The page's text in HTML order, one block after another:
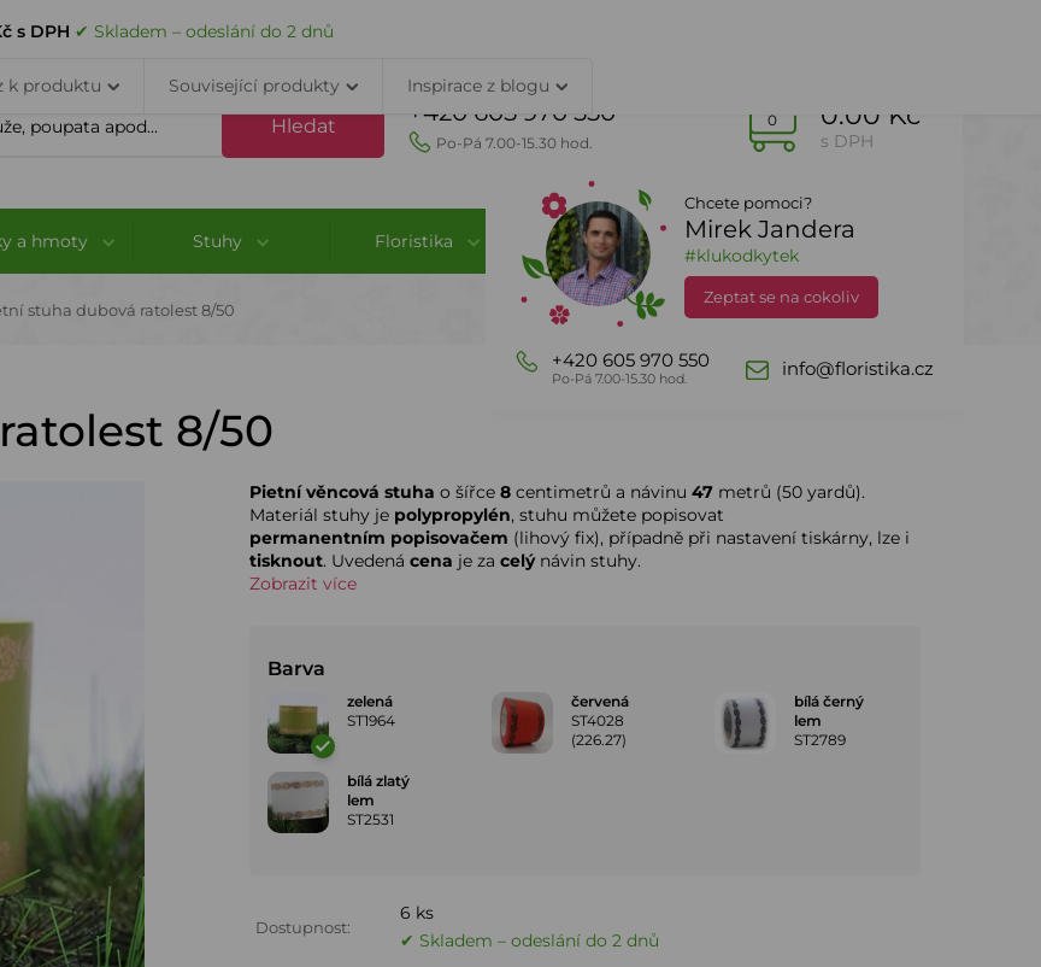
DOPRAVA A PLATBA PORADNA
Hledat +420 605 970 550
Po-Pá 7.00-15.30 hod.
0 0.00 Kč
s DPH
a hmoty Stuhy Floristika Dle sezony DealZone
stuha dubová ratolest 8/50
8/50
Pietní věncová stuha o šířce 8 centimetrů a návinu 47 metrů (50 yardů).
Materiál stuhy je polypropylén, stuhu můžete popisovat
permanentním popisovačem (lihový fix), případně při nastavení tiskárny, lze i
tisknout. Uvedená cena je za celýnávin stuhy.
Zobrazit více
Barva
zelená
ST1964
červená
ST4028
(226.27)
bílá černý
lem
ST2789
bílá zlatý
lem
ST2531
Dostupnost:
6 ks
✔ Skladem – odeslání do 2 dnů
s DPH ✔ Skladem – odeslání do 2 dnů
k produktu Související produkty Inspirace z blogu
Chcete pomoci?
Mirek Jandera
#klukodkytek
Zeptat se na cokoliv
+420 605 970 550
Po-Pá 7.00-15.30 hod. info@floristika.cz